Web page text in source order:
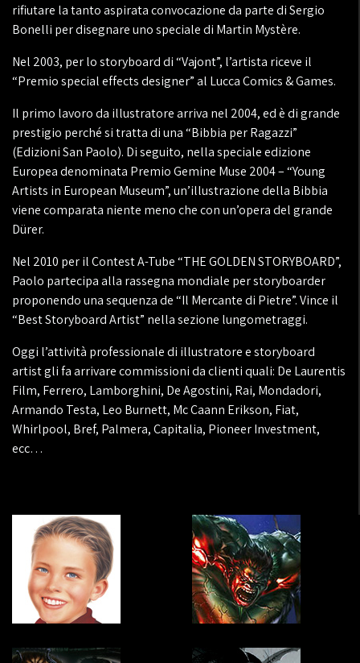
rifiutare la tanto aspirata convocazione da parte di Sergio
Bonelli per disegnare uno speciale di Martin Mystère.
Nel 2003, per lo storyboard di “Vajont”, l’artista riceve il
“Premio special effects designer” al Lucca Comics & Games.
Il primo lavoro da illustratore arriva nel 2004, ed è di grande
prestigio perché si tratta di una “Bibbia per Ragazzi”
(Edizioni San Paolo). Di seguito, nella speciale edizione
Europea denominata Premio Gemine Muse 2004 – “Young
Artists in European Museum”, un’illustrazione della Bibbia
viene comparata niente meno che con un’opera del grande
Dürer.
Nel 2010 per il Contest A-Tube “THE GOLDEN STORYBOARD”,
Paolo partecipa alla rassegna mondiale per storyboarder
proponendo una sequenza de “Il Mercante di Pietre”. Vince il
“Best Storyboard Artist” nella sezione lungometraggi.
Oggi l’attività professionale di illustratore e storyboard
artist gli fa arrivare commissioni da clienti quali: De Laurentis
Film, Ferrero, Lamborghini, De Agostini, Rai, Mondadori,
Armando Testa, Leo Burnett, Mc Caann Erikson, Fiat,
Whirlpool, Bref, Palmera, Capitalia, Pioneer Investment,
ecc…